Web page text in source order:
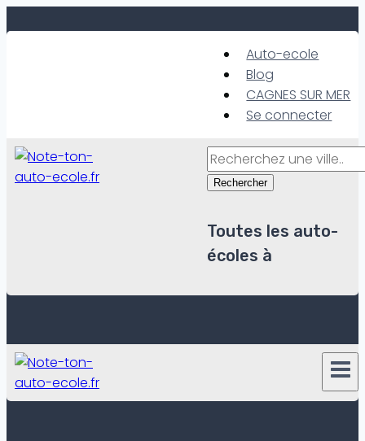
to
Auto-ecole
Blog
CAGNES SUR MER
Se connecter
Rechercher
Toutes les auto-
écoles à